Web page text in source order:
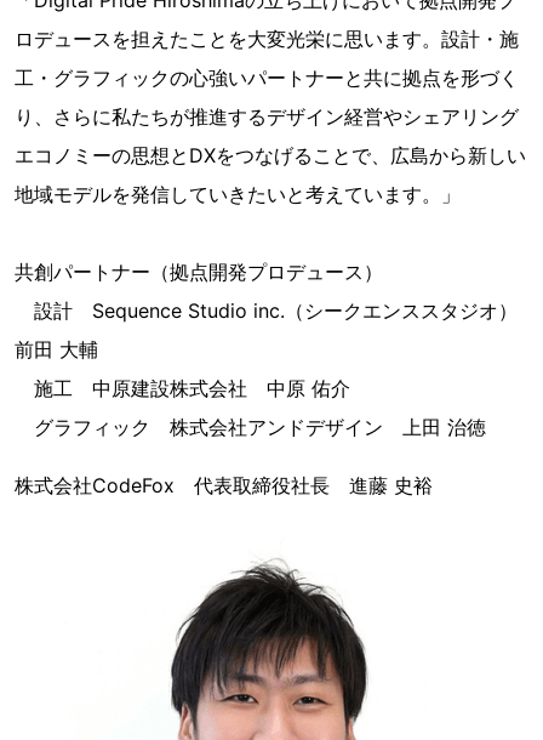
ロデュースを担えたことを大変光栄に思います。設計・施
工・グラフィックの心強いパートナーと共に拠点を形づく
り、さらに私たちが推進するデザイン経営やシェアリング
エコノミーの思想とDXをつなげることで、広島から新しい
地域モデルを発信していきたいと考えています。」
共創パートナー（拠点開発プロデュース）
設計 Sequence Studio inc.（シークエンススタジオ）
前田 大輔
施工 中原建設株式会社 中原 佑介
グラフィック 株式会社アンドデザイン 上田 治徳
株式会社CodeFox 代表取締役社長 進藤 史裕